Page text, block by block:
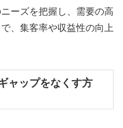
ーズを把握し、需要の高
、集客率や収益性の向上
ャップをなくす方